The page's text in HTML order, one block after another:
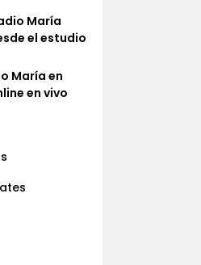
María
el estudio
María en
en vivo